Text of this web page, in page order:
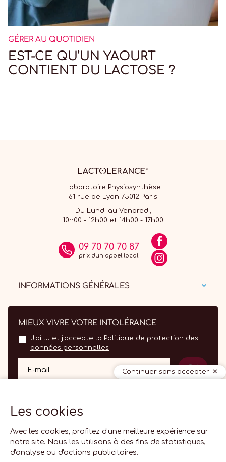
GÉRER AU QUOTIDIEN
EST-CE QU’UN YAOURT
CONTIENT DU LACTOSE ?
Laboratoire Physiosynthèse
61 rue de Lyon 75012 Paris
Du Lundi au Vendredi,
10h00 - 12h00 et 14h00 - 17h00
09 70 70 70 87
prix d'un appel local
INFORMATIONS GÉNÉRALES
MIEUX VIVRE VOTRE INTOLÉRANCE
J'ai lu et j'accepte la Politique de protection des
données personnelles
E-mail OK
Continuer sans accepter
Les cookies
Avec les cookies, profitez d'une meilleure expérience sur
notre site. Nous les utilisons à des fins de statistiques,
d'analyse ou d'actions publicitaires.